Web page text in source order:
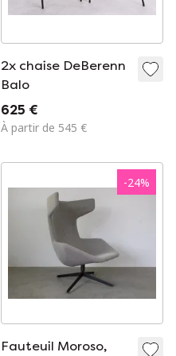
2x chaise DeBerenn
Balo
625 €
À partir de 545 €
-24%
Fauteuil Moroso,